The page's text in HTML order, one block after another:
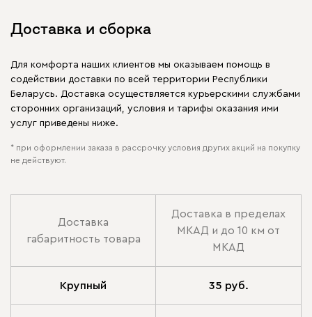
Доставка и сборка
Для комфорта наших клиентов мы оказываем помощь в
содействии доставки по всей территории Республики
Беларусь. Доставка осуществляется курьерскими службами
сторонних организаций, условия и тарифы оказания ими
услуг приведены ниже.
* при оформлении заказа в рассрочку условия других акций на покупку
не действуют.
Доставка
габаритность товара
Доставка в пределах
МКАД и до 10 км от
МКАД
Крупный 35 руб.